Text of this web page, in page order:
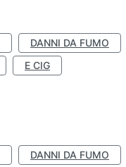
DANNI DA FUMO
E CIG
DANNI DA FUMO